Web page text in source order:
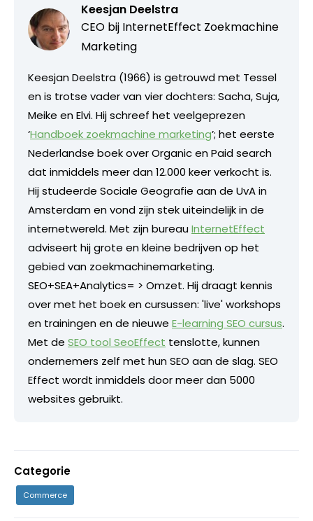
Keesjan Deelstra
CEO bij InternetEffect Zoekmachine
Marketing
Keesjan Deelstra (1966) is getrouwd met Tessel
en is trotse vader van vier dochters: Sacha, Suja,
Meike en Elvi. Hij schreef het veelgeprezen
‘Handboek zoekmachine marketing’; het eerste
Nederlandse boek over Organic en Paid search
dat inmiddels meer dan 12.000 keer verkocht is.
Hij studeerde Sociale Geografie aan de UvA in
Amsterdam en vond zijn stek uiteindelijk in de
internetwereld. Met zijn bureauInternetEffect
adviseert hij grote en kleine bedrijven op het
gebied van zoekmachinemarketing.
SEO+SEA+Analytics= > Omzet. Hij draagt kennis
over met het boek en cursussen: 'live' workshops
en trainingen en de nieuwe E-learning SEO cursus.
Met de SEO tool SeoEffect tenslotte, kunnen
ondernemers zelf met hun SEO aan de slag. SEO
Effect wordt inmiddels door meer dan 5000
websites gebruikt.
Categorie
Commerce